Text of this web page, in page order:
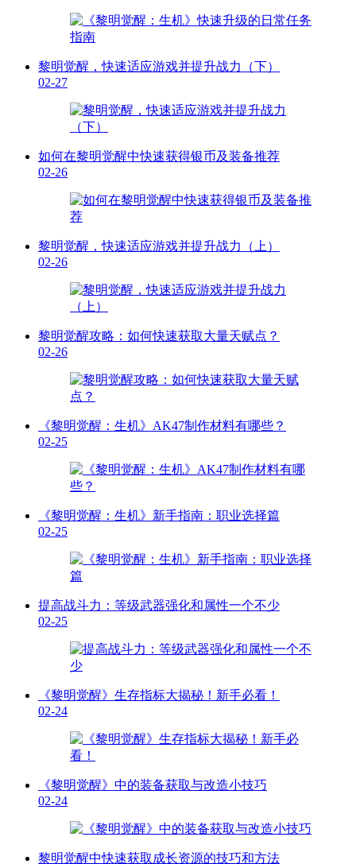
黎明觉醒，快速适应游戏并提升战力（下）
02-27
如何在黎明觉醒中快速获得银币及装备推荐
02-26
黎明觉醒，快速适应游戏并提升战力（上）
02-26
黎明觉醒攻略：如何快速获取大量天赋点？
02-26
《黎明觉醒：生机》AK47制作材料有哪些？
02-25
《黎明觉醒：生机》新手指南：职业选择篇
02-25
提高战斗力：等级武器强化和属性一个不少
02-25
《黎明觉醒》生存指标大揭秘！新手必看！
02-24
《黎明觉醒》中的装备获取与改造小技巧
02-24
黎明觉醒中快速获取成长资源的技巧和方法